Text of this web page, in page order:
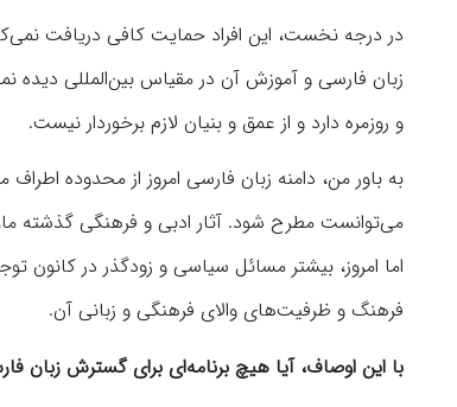
در درجه نخست، این افراد حمایت کافی دریافت
زبان فارسی و آموزش آن در مقیاس بین‌المللی
و روزمره دارد و از عمق و بنیان لازم برخوردار نیست.
به باور من، دامنه زبان فارسی امروز از محدوده
می‌توانست مطرح شود. آثار ادبی و فرهنگی گذشته ما،
اما امروز، بیشتر مسائل سیاسی و زودگذر در کانون
فرهنگ و ظرفیت‌های والای فرهنگی و زبانی آن.
با این اوصاف، آیا هیچ برنامه‌ای برای گسترش زبان